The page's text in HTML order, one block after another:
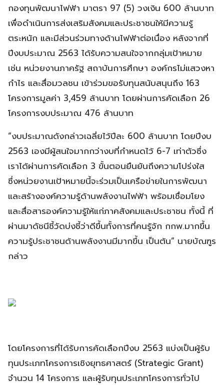
กองทุนพัฒนาไฟฟ้า มาตรา 97 (5) วงเงิน 600 ล้านบาท
เพื่อดำเนินการส่งเสริมสังคมและประชาชนให้มีความรู้
ตระหนัก และมีส่วนร่วมทางด้านไฟฟ้าต่อเนื่อง หลังจากที่
ปีงบประมาณ 2563 ได้รับความสนใจจากกลุ่มเป้าหมาย
เช่น หน่วยงานภาครัฐ สถาบันการศึกษา องค์กรไม่แสวงหา
กำไร และสื่อมวลชน เข้าร่วมขอรับทุนสนับสนุนถึง 163
โครงการมูลค่า 3,459 ล้านบาท โดยผ่านการคัดเลือก 26
โครงการงบประมาณ 476 ล้านบาท
“งบประมาณดังกล่าวเฉลี่ยไว้ปีละ 600 ล้านบาท โดยปีงบ
2563 เองมีผู้สนใจมากกว่างบที่กำหนดไว้ 6-7 เท่าตัวซึ่ง
เราได้ผ่านการคัดเลือก 3 ขั้นตอนยืนยันถึงความโปร่งใส
ซึ่งหน่วยงานเป้าหมายนี้จะร่วมเป็นเครือข่ายในการพัฒนา
และสร้างองค์ความรู้ด้านพลังงานไฟฟ้า พร้อมเชื่อมโยง
และสื่อสารองค์ความรู้ให้แก่ภาคสังคมและประชาชน ทั้งนี้ ที่
ผ่านมาดัชนีชี้วัดบ่งชี้ว่าดีขึ้นทั้งการที่คนรู้จัก กกพ.มากขึ้น
ความรู้ประชาชนด้านพลังงานมีมากขึ้น เป็นต้น” นายบัณฑูร
กล่าว
โดยโครงการที่ได้รับการคัดเลือกปีงบ 2563 แบ่งเป็นผู้รับ
ทุนประเภทโครงการเชิงยุทธศาสตร์ (Strategic Grant)
จำนวน 14 โครงการ และผู้รับทุนประเภทโครงการทั่วไป